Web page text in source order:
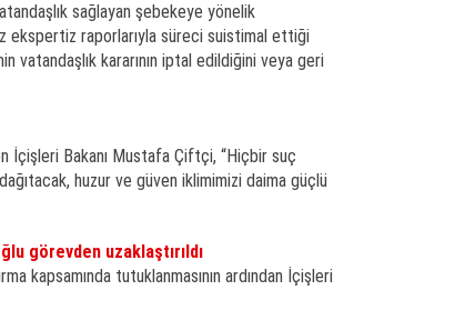
sağlayan şebekeye yönelik
ekspertiz raporlarıyla süreci suistimal ettiği
kararının iptal edildiğini veya geri
İçişleri Bakanı Mustafa Çiftçi, “Hiçbir suç
huzur ve güven iklimimizi daima güçlü
görevden uzaklaştırıldı
kapsamında tutuklanmasının ardından İçişleri